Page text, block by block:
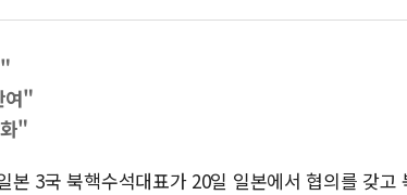
[3보] 북, 원산서 동해
해군과 함께하는 '불금
여"
"
3국 북핵수석대표가 20일 일본에서 협의를 갖고